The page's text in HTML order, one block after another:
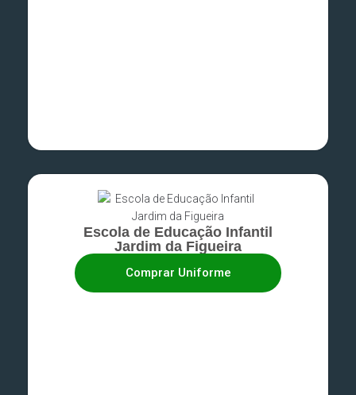
Escola de Educação Infantil
Jardim da Figueira
Comprar Uniforme